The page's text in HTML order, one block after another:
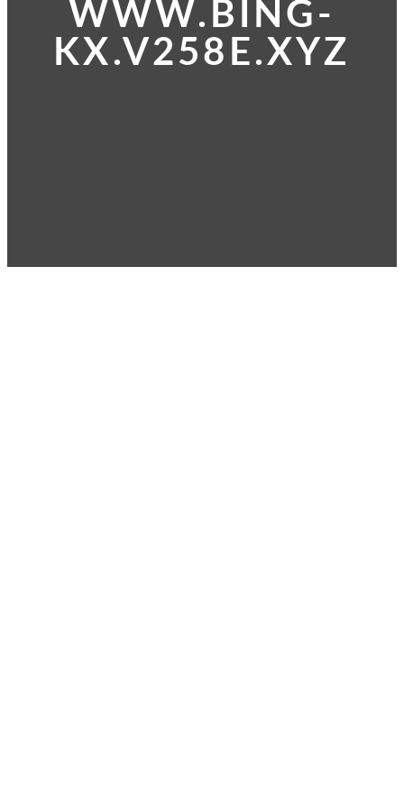
WWW.BING-
KX.V258E.XYZ